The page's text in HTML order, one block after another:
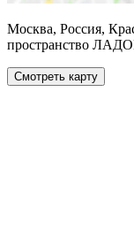
Москва, Россия,
пространство
Смотреть карту